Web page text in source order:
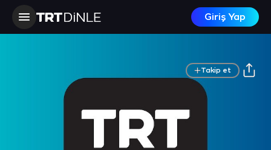
Giriş Yap
Takip et